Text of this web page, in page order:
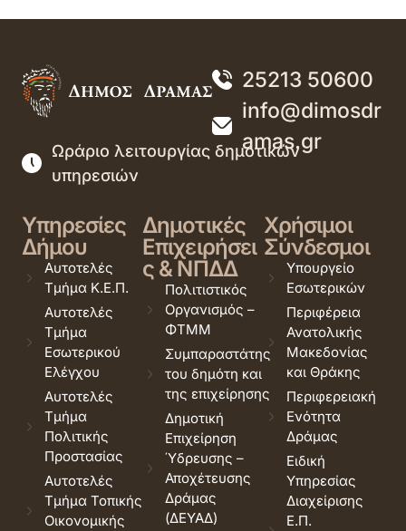
25213 50600
info@dimosdr
amas.gr
Ωράριο λειτουργίας δημοτικών
υπηρεσιών
Υπηρεσίες
Δήμου
Αυτοτελές
Τμήμα Κ.Ε.Π.
Αυτοτελές
Τμήμα
Εσωτερικού
Ελέγχου
Αυτοτελές
Τμήμα
Πολιτικής
Προστασίας
Αυτοτελές
Τμήμα Τοπικής
Οικονομικής
Δημοτικές
Επιχειρήσει
ς & ΝΠΔΔ
Πολιτιστικός
Οργανισμός –
ΦΤΜΜ
Συμπαραστάτης
του δημότη και
της επιχείρησης
Δημοτική
Επιχείρηση
Ύδρευσης –
Αποχέτευσης
Δράμας
(ΔΕΥΑΔ)
Χρήσιμοι
Σύνδεσμοι
Υπουργείο
Εσωτερικών
Περιφέρεια
Ανατολικής
Μακεδονίας
και Θράκης
Περιφερειακή
Ενότητα
Δράμας
Ειδική
Υπηρεσίας
Διαχείρισης
Ε.Π.